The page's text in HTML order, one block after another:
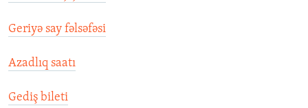
Geriyə say fəlsəfəsi
Azadlıq saatı
Gediş bileti